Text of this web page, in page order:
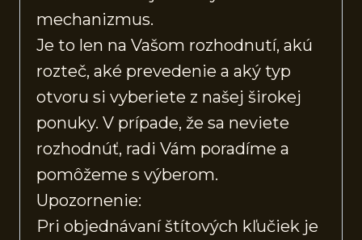
mechanizmus.
Je to len na Vašom rozhodnutí, akú
rozteč, aké prevedenie a aký typ
otvoru si vyberiete z našej širokej
ponuky. V prípade, že sa neviete
rozhodnúť, radi Vám poradíme a
pomôžeme s výberom.
Upozornenie:
Pri objednávaní štítových kľučiek je